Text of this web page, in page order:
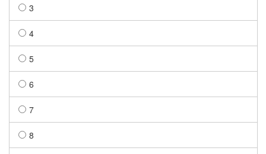
3
4
5
6
7
8